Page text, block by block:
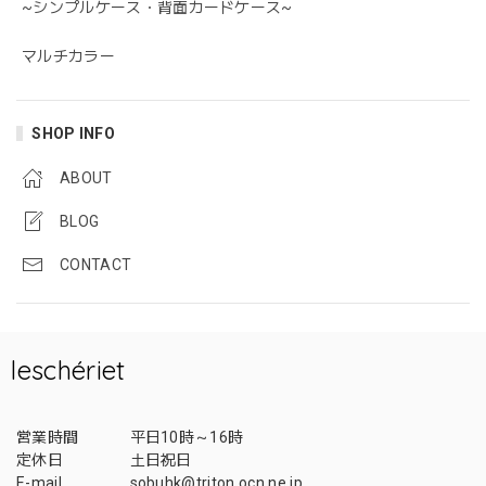
~シンプルケース・背面カードケース~
マルチカラー
SHOP INFO
ABOUT
BLOG
CONTACT
leschériet
営業時間
平日10時～16時
定休日
土日祝日